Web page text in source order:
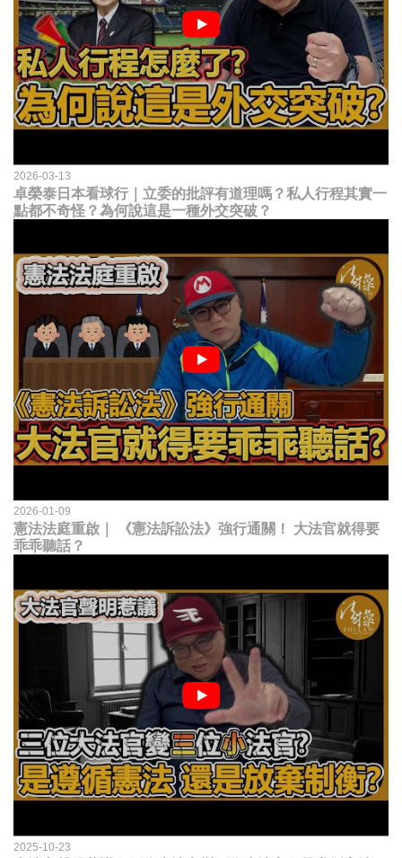
2026-03-13
卓榮泰日本看球行｜立委的批評有道理嗎？私人行程其實一
點都不奇怪？為何說這是一種外交突破？
2026-01-09
憲法法庭重啟｜ 《憲法訴訟法》強行通關！ 大法官就得要
乖乖聽話？
2025-10-23